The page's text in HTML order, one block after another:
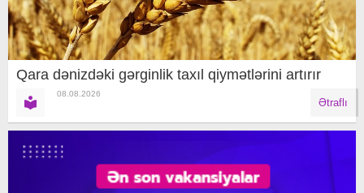
Qara dənizdəki gərginlik taxıl qiymətlərini artırır
08.08.2026
Ətraflı